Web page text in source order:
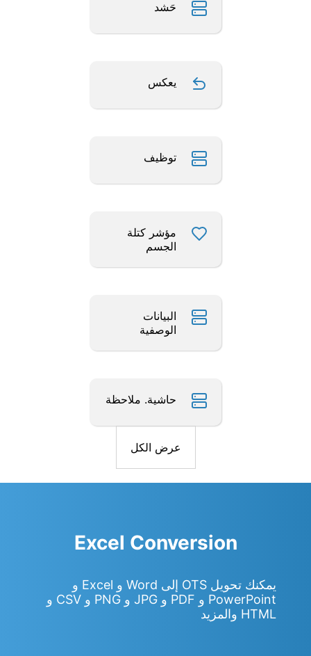
حَشد
يعكس
توظيف
مؤشر كتلة
الجسم
البيانات
الوصفية
حاشية. ملاحظة
عرض الكل
Excel Conversion
يمكنك تحويل OTS إلى Word و Excel و
PowerPoint و PDF و JPG و PNG و CSV و
HTML والمزيد